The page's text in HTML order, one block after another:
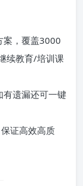
案，覆盖3000
续教育/培训课
有遗漏还可一键
证高效高质